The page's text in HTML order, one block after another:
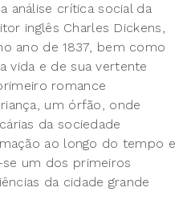
análise crítica social da
inglês Charles Dickens,
ano de 1837, bem como
vida e de sua vertente
romance
um órfão, onde
da sociedade
ao longo do tempo e
um dos primeiros
da cidade grande